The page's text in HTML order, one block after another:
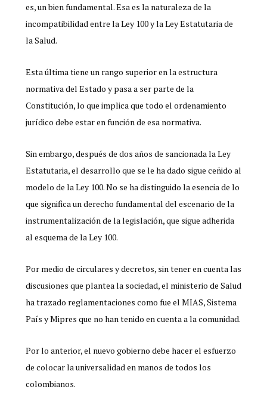
es, un bien fundamental. Esa es la naturaleza de la
incompatibilidad entre la Ley 100 y la Ley Estatutaria de
la Salud.
Esta última tiene un rango superior en la estructura
normativa del Estado y pasa a ser parte de la
Constitución, lo que implica que todo el ordenamiento
jurídico debe estar en función de esa normativa.
Sin embargo, después de dos años de sancionada la Ley
Estatutaria, el desarrollo que se le ha dado sigue ceñido al
modelo de la Ley 100. No se ha distinguido la esencia de lo
que significa un derecho fundamental del escenario de la
instrumentalización de la legislación, que sigue adherida
al esquema de la Ley 100.
Por medio de circulares y decretos, sin tener en cuenta las
discusiones que plantea la sociedad, el ministerio de Salud
ha trazado reglamentaciones como fue el MIAS, Sistema
País y Mipres que no han tenido en cuenta a la comunidad.
Por lo anterior, el nuevo gobierno debe hacer el esfuerzo
de colocar la universalidad en manos de todos los
colombianos.